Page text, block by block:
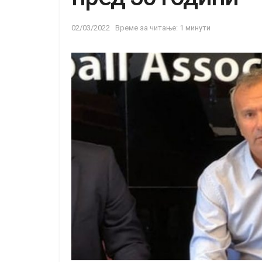
02/03/2022 Време за читање: 1 минути